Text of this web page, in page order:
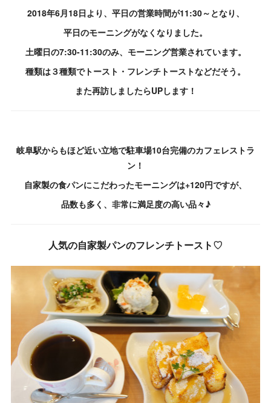
2018年6月18日より、平日の営業時間が11:30～となり、
平日のモーニングがなくなりました。
土曜日の7:30-11:30のみ、モーニング営業されています。
種類は３種類でトースト・フレンチトーストなどだそう。
また再訪しましたらUPします！
岐阜駅からもほど近い立地で駐車場10台完備のカフェレストラ
ン！
自家製の食パンにこだわったモーニングは+120円ですが、
品数も多く、非常に満足度の高い品々♪
人気の自家製パンのフレンチトースト♡